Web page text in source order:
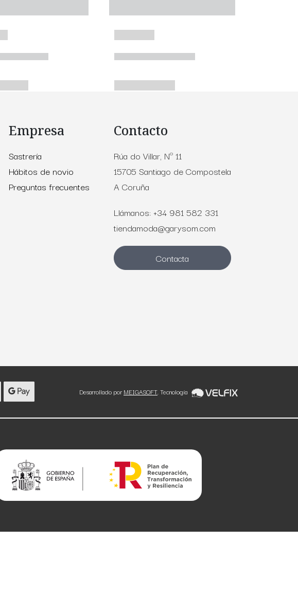
Empresa
Sastrería
Hábitos de novio
Preguntas frecuentes
Contacto
Rúa do Villar, Nº 11
15705 Santiago de Compostela
A Coruña
Llámanos: +34 981 582 331
tiendamoda@garysom.com
Contacta
Desarrollado por MEIGASOFT . Tecnología